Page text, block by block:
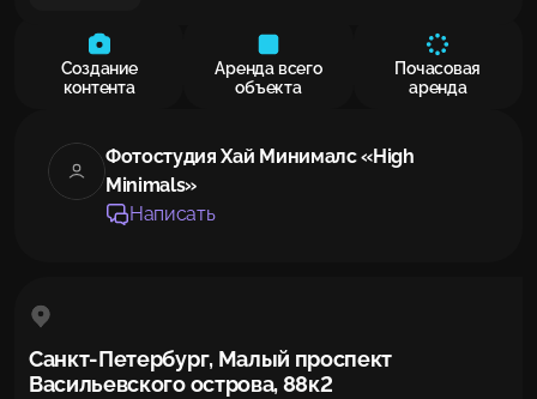
Создание
контента
Аренда всего
объекта
Почасовая
аренда
Фотостудия Хай Минималс «High
Minimals»
Написать
Санкт-Петербург, Малый проспект
Васильевского острова, 88к2